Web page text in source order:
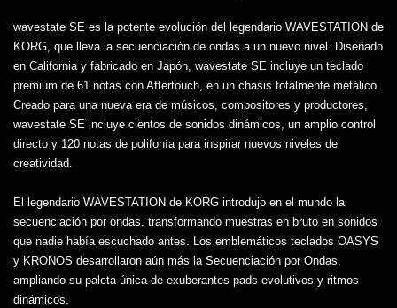
wavestate SE es la potente evolución del legendario WAVESTATION de
KORG, que lleva la secuenciación de ondas a un nuevo nivel. Diseñado
en California y fabricado en Japón, wavestate SE incluye un teclado
premium de 61 notas con Aftertouch, en un chasis totalmente metálico.
Creado para una nueva era de músicos, compositores y productores,
wavestate SE incluye cientos de sonidos dinámicos, un amplio control
directo y 120 notas de polifonía para inspirar nuevos niveles de
creatividad.
El legendario WAVESTATION de KORG introdujo en el mundo la
secuenciación por ondas, transformando muestras en bruto en sonidos
que nadie había escuchado antes. Los emblemáticos teclados OASYS
y KRONOS desarrollaron aún más la Secuenciación por Ondas,
ampliando su paleta única de exuberantes pads evolutivos y ritmos
dinámicos.